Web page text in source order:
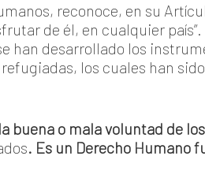
reconoce, en su
de él, en cualquier
han desarrollado los
los cuales han
buena o mala voluntad de
. Es un Derecho Humano